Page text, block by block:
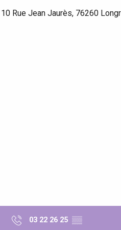
Rue Jean Jaurès, 76260
03 22 26 25 ▒▒